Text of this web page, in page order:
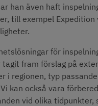
han även haft
till exempel Expedition
för
fram förslag på
i regionen, typ
kan också vara
vid olika tidpunkter,